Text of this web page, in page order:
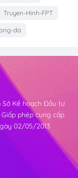
Truyen-Hinh-FPT
da
Sở Kế hoạch Đầu tư
phép cung cấp
02/05/2013